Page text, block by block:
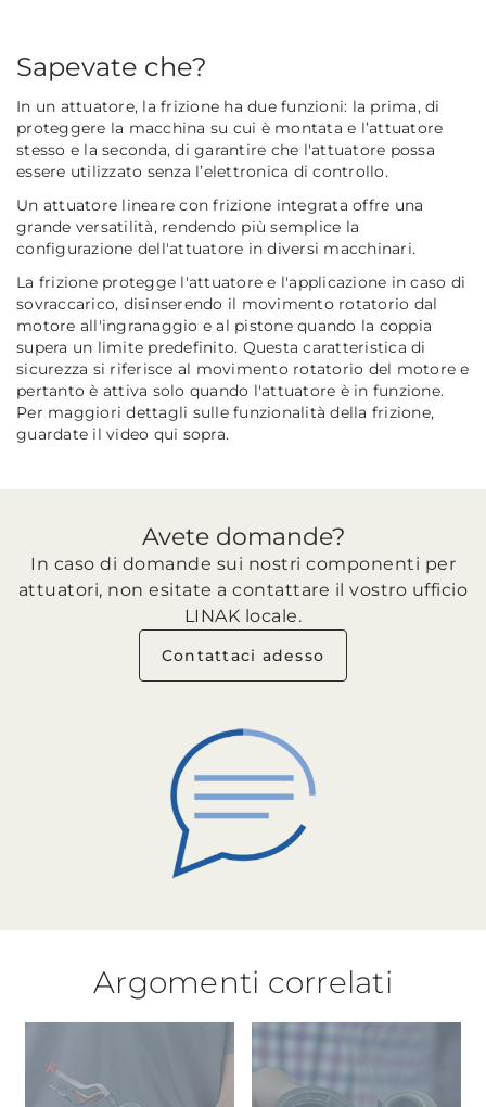
Sapevate che?
In un attuatore, la frizione ha due funzioni: la prima, di
proteggere la macchina su cui è montata e l’attuatore
stesso e la seconda, di garantire che l'attuatore possa
essere utilizzato senza l’elettronica di controllo.
Un attuatore lineare con frizione integrata offre una
grande versatilità, rendendo più semplice la
configurazione dell'attuatore in diversi macchinari.
La frizione protegge l'attuatore e l'applicazione in caso di
sovraccarico, disinserendo il movimento rotatorio dal
motore all'ingranaggio e al pistone quando la coppia
supera un limite predefinito. Questa caratteristica di
sicurezza si riferisce al movimento rotatorio del motore e
pertanto è attiva solo quando l'attuatore è in funzione.
Per maggiori dettagli sulle funzionalità della frizione,
guardate il video qui sopra.
Avete domande?
In caso di domande sui nostri componenti per
attuatori, non esitate a contattare il vostro ufficio
LINAK locale.
Contattaci adesso
Argomenti correlati